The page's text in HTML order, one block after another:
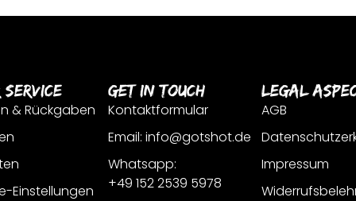
Service
& Rückgaben
Einstellungen
Get In Touch
Kontaktformular
Email: info@gotshot.de
Whatsapp:
+49 152 2539 5978
Legal
AGB
Impressum